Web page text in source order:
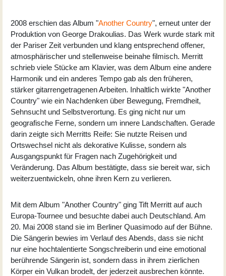
2008 erschien das Album "Another Country", erneut unter der
Produktion von George Drakoulias. Das Werk wurde stark mit
der Pariser Zeit verbunden und klang entsprechend offener,
atmosphärischer und stellenweise beinahe filmisch. Merritt
schrieb viele Stücke am Klavier, was dem Album eine andere
Harmonik und ein anderes Tempo gab als den früheren,
stärker gitarrengetragenen Arbeiten. Inhaltlich wirkte "Another
Country" wie ein Nachdenken über Bewegung, Fremdheit,
Sehnsucht und Selbstverortung. Es ging nicht nur um
geografische Ferne, sondern um innere Landschaften. Gerade
darin zeigte sich Merritts Reife: Sie nutzte Reisen und
Ortswechsel nicht als dekorative Kulisse, sondern als
Ausgangspunkt für Fragen nach Zugehörigkeit und
Veränderung. Das Album bestätigte, dass sie bereit war, sich
weiterzuentwickeln, ohne ihren Kern zu verlieren.
Mit dem Album "Another Country" ging Tift Merritt auf auch
Europa-Tournee und besuchte dabei auch Deutschland. Am
20. Mai 2008 stand sie im Berliner Quasimodo auf der Bühne.
Die Sängerin bewies im Verlauf des Abends, dass sie nicht
nur eine hochtalentierte Songschreiberin und eine emotional
berührende Sängerin ist, sondern dass in ihrem zierlichen
Körper ein Vulkan brodelt, der jederzeit ausbrechen könnte.